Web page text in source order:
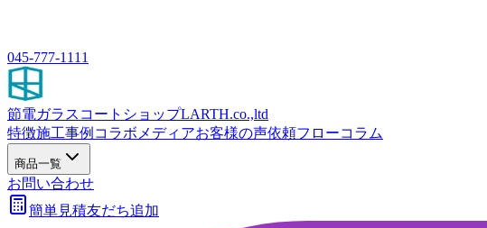
045-777-1111
節電ガラスコートショップLARTH.co.,ltd
特徴施工事例 コラボ メディアお客様の声依頼フローコラム
商品一覧
お問い合わせ
簡単見積友だち追加